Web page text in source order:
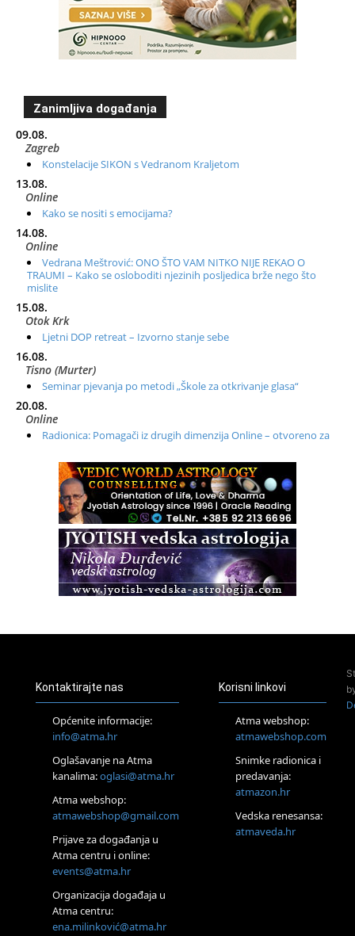
Zanimljiva događanja
09.08.
Zagreb
Konstelacije SIKON s Vedranom Kraljetom
13.08.
Online
Kako se nositi s emocijama?
14.08.
Online
Vedrana Meštrović: ONO ŠTO VAM NITKO NIJE REKAO O
TRAUMI – Kako se osloboditi njezinih posljedica brže nego što
mislite
15.08.
Otok Krk
Ljetni DOP retreat – Izvorno stanje sebe
16.08.
Tisno (Murter)
Seminar pjevanja po metodi „Škole za otkrivanje glasa“
20.08.
Online
Radionica: Pomagači iz drugih dimenzija Online – otvoreno za
Zagreb+Online
Osnovni ThetaHealing® tečaj, Zagreb i Online
Zagreb
Osnovna radionica za izscjeljivanje pranom (Basic Pranic
Healing course)
Access BARS®, otpusti stres
Pjesma srca / Zagreb
Tečaj Višeg Vodstva, razvijanja intuicije i Akaša zapisa
Online
Upisi u program Profesionalni hipnoterapeut — nova
Online
Postanite Nositelj Vibracije Nove Zemlje
Visoko
Alemka Dauskardt – Jednodnevna radionica sistemskih
konstelacija
Kontaktirajte nas
Općenite informacije:
info@atma.hr
Oglašavanje na Atma
kanalima:oglasi@atma.hr
Atma webshop:
atmawebshop@gmail.com
Prijave za događanja u
Atma centru i online:
events@atma.hr
Organizacija događaja u
Atma centru:
ena.milinković@atma.hr
Korisni linkovi
Atma webshop:
atmawebshop.com
Snimke radionica i
predavanja:
atmazon.hr
Vedska renesansa:
atmaveda.hr